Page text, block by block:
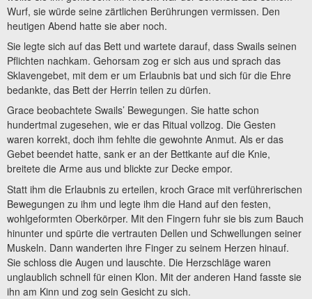
Wurf, sie würde seine zärtlichen Berührungen vermissen. Den
heutigen Abend hatte sie aber noch.
Sie legte sich auf das Bett und wartete darauf, dass Swails seinen
Pflichten nachkam. Gehorsam zog er sich aus und sprach das
Sklavengebet, mit dem er um Erlaubnis bat und sich für die Ehre
bedankte, das Bett der Herrin teilen zu dürfen.
Grace beobachtete Swails’ Bewegungen. Sie hatte schon
hundertmal zugesehen, wie er das Ritual vollzog. Die Gesten
waren korrekt, doch ihm fehlte die gewohnte Anmut. Als er das
Gebet beendet hatte, sank er an der Bettkante auf die Knie,
breitete die Arme aus und blickte zur Decke empor.
Statt ihm die Erlaubnis zu erteilen, kroch Grace mit verführerischen
Bewegungen zu ihm und legte ihm die Hand auf den festen,
wohlgeformten Oberkörper. Mit den Fingern fuhr sie bis zum Bauch
hinunter und spürte die vertrauten Dellen und Schwellungen seiner
Muskeln. Dann wanderten ihre Finger zu seinem Herzen hinauf.
Sie schloss die Augen und lauschte. Die Herzschläge waren
unglaublich schnell für einen Klon. Mit der anderen Hand fasste sie
ihn am Kinn und zog sein Gesicht zu sich.